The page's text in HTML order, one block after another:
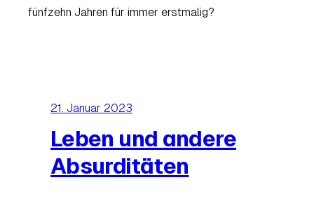
fünfzehn Jahren für immer erstmalig?
21. Januar 2023
Leben und andere
Absurditäten